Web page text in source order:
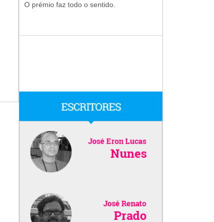
O prémio faz todo o sentido.